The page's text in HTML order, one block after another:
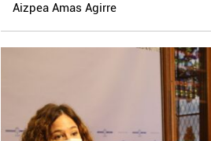
Aizpea Amas Agirre